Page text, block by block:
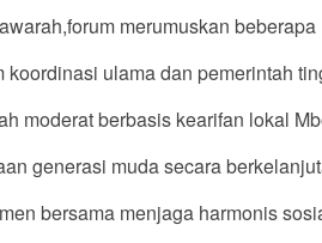
merumuskan
koordinasi ulama dan pemerintah
moderat berbasis kearifan lokal
generasi muda secara
bersama menjaga harmonis